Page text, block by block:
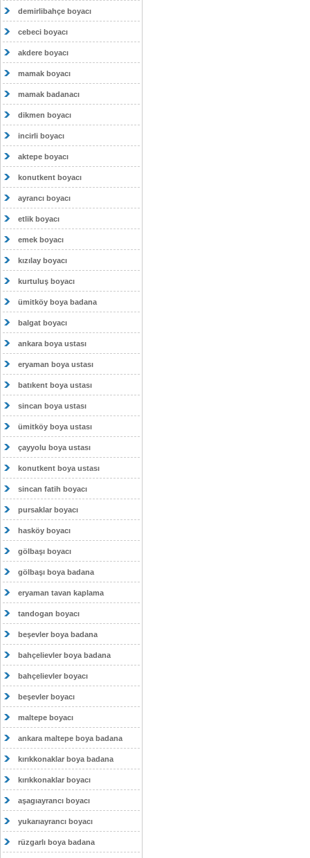
demirlibahçe boyacı
cebeci boyacı
akdere boyacı
mamak boyacı
mamak badanacı
dikmen boyacı
incirli boyacı
aktepe boyacı
konutkent boyacı
ayrancı boyacı
etlik boyacı
emek boyacı
kızılay boyacı
kurtuluş boyacı
ümitköy boya badana
balgat boyacı
ankara boya ustası
eryaman boya ustası
batıkent boya ustası
sincan boya ustası
ümitköy boya ustası
çayyolu boya ustası
konutkent boya ustası
sincan fatih boyacı
pursaklar boyacı
hasköy boyacı
gölbaşı boyacı
gölbaşı boya badana
eryaman tavan kaplama
tandogan boyacı
beşevler boya badana
bahçelievler boya badana
bahçelievler boyacı
beşevler boyacı
maltepe boyacı
ankara maltepe boya badana
kırıkkonaklar boya badana
kırıkkonaklar boyacı
aşagıayrancı boyacı
yukarıayrancı boyacı
rüzgarlı boya badana